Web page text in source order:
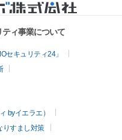
ィ事業について
セキュリティ24」
byイエラエ）
りすまし対策